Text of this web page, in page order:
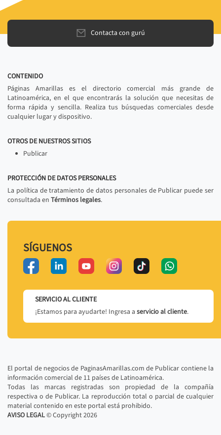
Contacta con gurú
CONTENIDO
Páginas Amarillas es el directorio comercial más grande de
Latinoamérica, en el que encontrarás la solución que necesitas de
forma rápida y sencilla. Realiza tus búsquedas comerciales desde
cualquier lugar y dispositivo.
OTROS DE NUESTROS SITIOS
Publicar
PROTECCIÓN DE DATOS PERSONALES
La política de tratamiento de datos personales de Publicar puede ser
consultada en Términos legales.
SÍGUENOS
SERVICIO AL CLIENTE
¡Estamos para ayudarte! Ingresa a servicio al cliente.
El portal de negocios de PaginasAmarillas.com de Publicar contiene la
información comercial de 11 países de Latinoamérica.
Todas las marcas registradas son propiedad de la compañía
respectiva o de Publicar. La reproducción total o parcial de cualquier
material contenido en este portal está prohibido.
AVISO LEGAL© Copyright2026